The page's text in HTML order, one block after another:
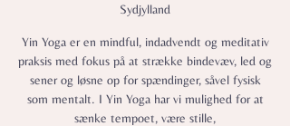
Sydjylland
Yin Yoga er en mindful, indadvendt og meditativ
praksis med fokus på at strække bindevæv, led og
sener og løsne op for spændinger, såvel fysisk
som mentalt. I Yin Yoga har vi mulighed for at
sænke tempoet, være stille,